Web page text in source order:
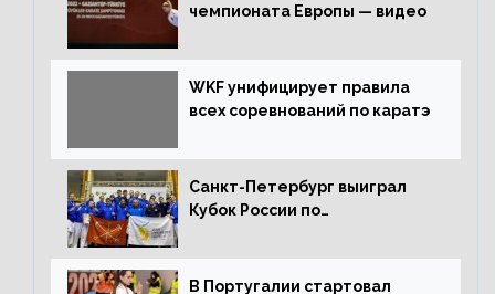
чемпионата Европы — видео
WKF унифицирует правила
всех соревнований по каратэ
Санкт-Петербург выиграл
Кубок России по
В Португалии стартовал